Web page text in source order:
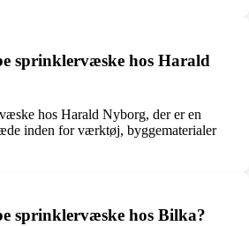
sprinklervæske hos Harald
hos Harald Nyborg, der er en
inden for værktøj, byggematerialer
sprinklervæske hos Bilka?